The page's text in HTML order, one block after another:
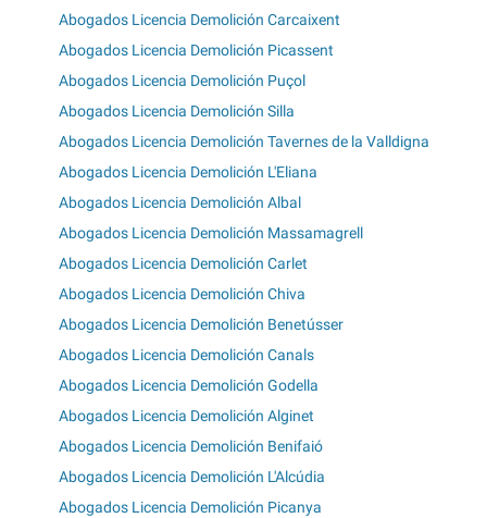
Abogados Licencia Demolición Carcaixent
Abogados Licencia Demolición Picassent
Abogados Licencia Demolición Puçol
Abogados Licencia Demolición Silla
Abogados Licencia Demolición Tavernes de la Valldigna
Abogados Licencia Demolición L'Eliana
Abogados Licencia Demolición Albal
Abogados Licencia Demolición Massamagrell
Abogados Licencia Demolición Carlet
Abogados Licencia Demolición Chiva
Abogados Licencia Demolición Benetússer
Abogados Licencia Demolición Canals
Abogados Licencia Demolición Godella
Abogados Licencia Demolición Alginet
Abogados Licencia Demolición Benifaió
Abogados Licencia Demolición L'Alcúdia
Abogados Licencia Demolición Picanya